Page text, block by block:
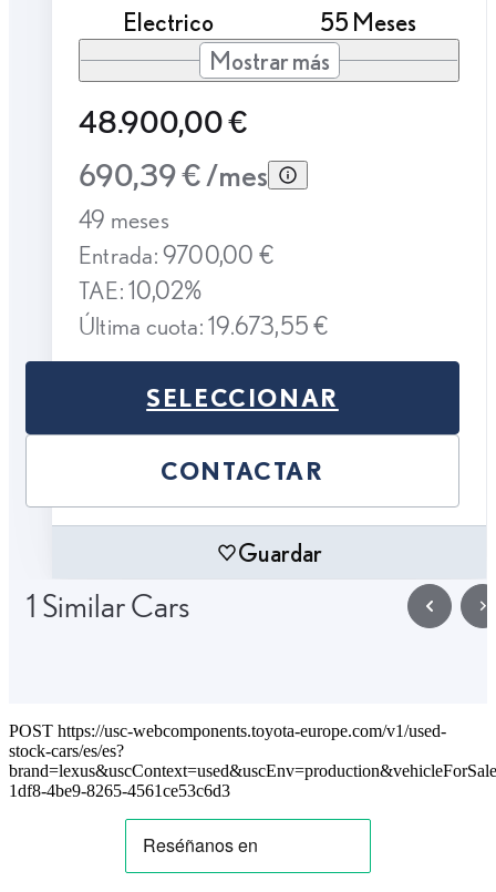
Electrico
55 Meses
Mostrar más
48.900,00 €
690,39 € /mes
49 meses
Entrada: 9700,00 €
TAE: 10,02%
Última cuota: 19.673,55 €
SELECCIONAR
CONTACTAR
Guardar
1 Similar Cars
POST https://usc-webcomponents.toyota-europe.com/v1/used-
stock-cars/es/es?
1df8-4be9-8265-4561ce53c6d3